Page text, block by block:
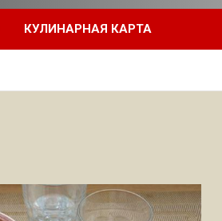
КУЛИНАРНАЯ КАРТА